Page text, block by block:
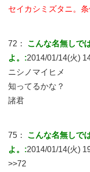
セイカシミズタニ。
72： こんな名無しで
よ。:2014/01/14(火)
ニシノマイヒメ
知ってるかな？
諸君
75： こんな名無しで
よ。:2014/01/14(火)
>>72